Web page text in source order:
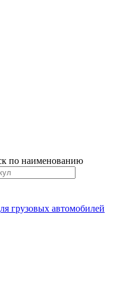
по наименованию
грузовых автомобилей